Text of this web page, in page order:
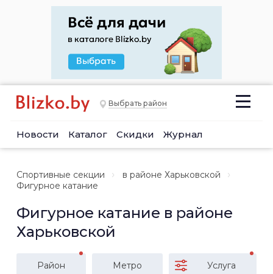
Выбрать район
Новости Каталог Скидки Журнал
Спортивные секции
в районе Харьковской
Фигурное катание
Фигурное катание в районе
Харьковской
Район Метро Услуга